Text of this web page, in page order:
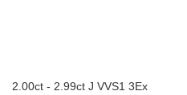
2.00ct - 2.99ct J VVS1 3Ex